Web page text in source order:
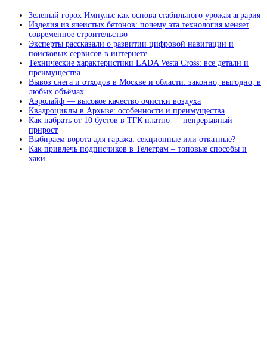
Зеленый горох Импульс как основа стабильного урожая агрария
Изделия из ячеистых бетонов: почему эта технология меняет
современное строительство
Эксперты рассказали о развитии цифровой навигации и
поисковых сервисов в интернете
Технические характеристики LADA Vesta Cross: все детали и
преимущества
Вывоз снега и отходов в Москве и области: законно, выгодно, в
любых объёмах
Аэролайф — высокое качество очистки воздуха
Квадроциклы в Архызе: особенности и преимущества
Как набрать от 10 бустов в ТГК платно — непрерывный
прирост
Выбираем ворота для гаража: секционные или откатные?
Как привлечь подписчиков в Телеграм – топовые способы и
хаки